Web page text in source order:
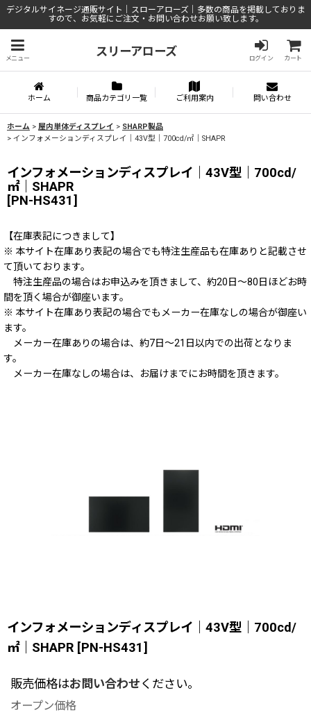
デジタルサイネージ通販サイト｜スローアローズ｜多数の商品を掲載しておりま
すので、お気軽にご注文・お問い合わせお願い致します。
メニュー
スリーアローズ
ログイン カート
ホーム 商品カテゴリ一覧 ご利用案内 問い合わせ
ホーム > 屋内単体ディスプレイ > SHARP製品
> インフォメーションディスプレイ｜43V型｜700cd/㎡｜SHAPR
インフォメーションディスプレイ｜43V型｜700cd/
㎡｜SHAPR
[PN-HS431]
【在庫表記につきまして】
※ 本サイト在庫あり表記の場合でも特注生産品も在庫ありと記載させ
て頂いております。
特注生産品の場合はお申込みを頂きまして、約20日～80日ほどお時
間を頂く場合が御座います。
※ 本サイト在庫あり表記の場合でもメーカー在庫なしの場合が御座い
ます。
メーカー在庫ありの場合は、約7日～21日以内での出荷となりま
す。
メーカー在庫なしの場合は、お届けまでにお時間を頂きます。
インフォメーションディスプレイ｜43V型｜700cd/
㎡｜SHAPR [PN-HS431]
販売価格はお問い合わせ ください。
オープン価格